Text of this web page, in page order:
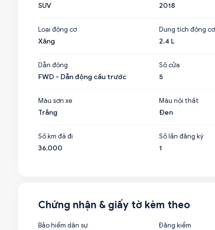
SUV
2018
Loại động cơ
Xăng
Dung tích động
2.4 L
Dẫn động
FWD - Dẫn động cầu trước
Số cửa
5
Màu sơn xe
Trắng
Màu nội thất
Đen
Số km đã đi
36,000
Số lần đăng ký
1
Chứng nhận & giấy tờ kèm theo
Bảo hiểm dân sự
Đăng kiểm